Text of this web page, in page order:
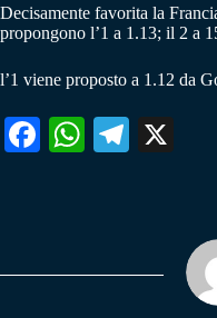
Decisamente favorita la
propongono l’1 a 1.13; il 2 a
l’1 viene proposto a 1.12 da
Fa W
pp
Te
m